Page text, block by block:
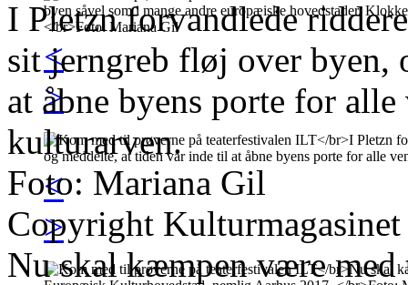
<
>
<
>
I Pletzn forvandlede
sit jerngreb fløj over byen,
at åbne byens porte for
kulturarven.
Foto: Mariana Gil
Copyright
Nu skal kæmpen være